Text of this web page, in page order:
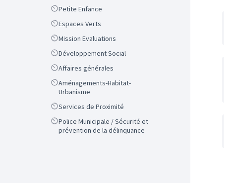
ScopePetite Enfance
ScopeEspaces Verts
ScopeMission Evaluations
ScopeDéveloppement Social
ScopeAffaires générales
Scope
Aménagements-Habitat-
Urbanisme
ScopeServices de Proximité
Scope
Police Municipale / Sécurité et
prévention de la délinquance